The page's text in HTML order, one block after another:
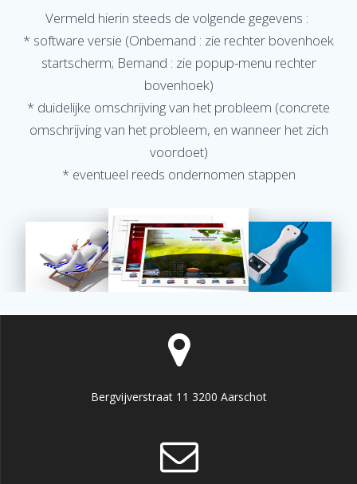
Vermeld hierin steeds de volgende gegevens :
* software versie (Onbemand : zie rechter bovenhoek
startscherm; Bemand : zie popup-menu rechter
bovenhoek)
* duidelijke omschrijving van het probleem (concrete
omschrijving van het probleem, en wanneer het zich
voordoet)
* eventueel reeds ondernomen stappen
Bergvijverstraat 11 3200 Aarschot